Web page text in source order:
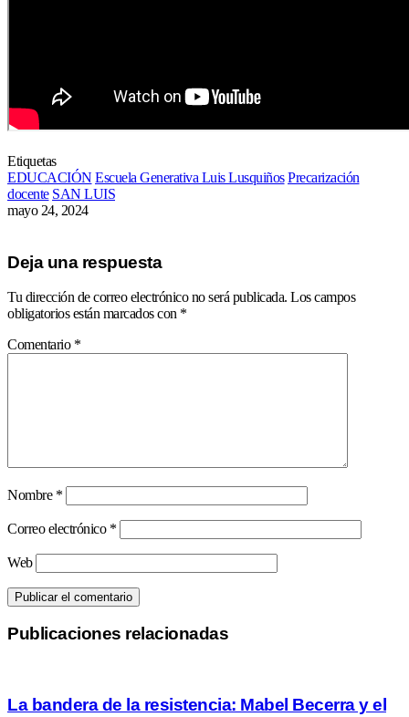
Etiquetas
EDUCACIÓN Escuela Generativa Luis Lusquiños Precarización
docente SAN LUIS
mayo 24, 2024
Deja una respuesta
Tu dirección de correo electrónico no será publicada. Los campos
obligatorios están marcados con *
Comentario *
Nombre *
Correo electrónico *
Web
Publicaciones relacionadas
La bandera de la resistencia: Mabel Becerra y el